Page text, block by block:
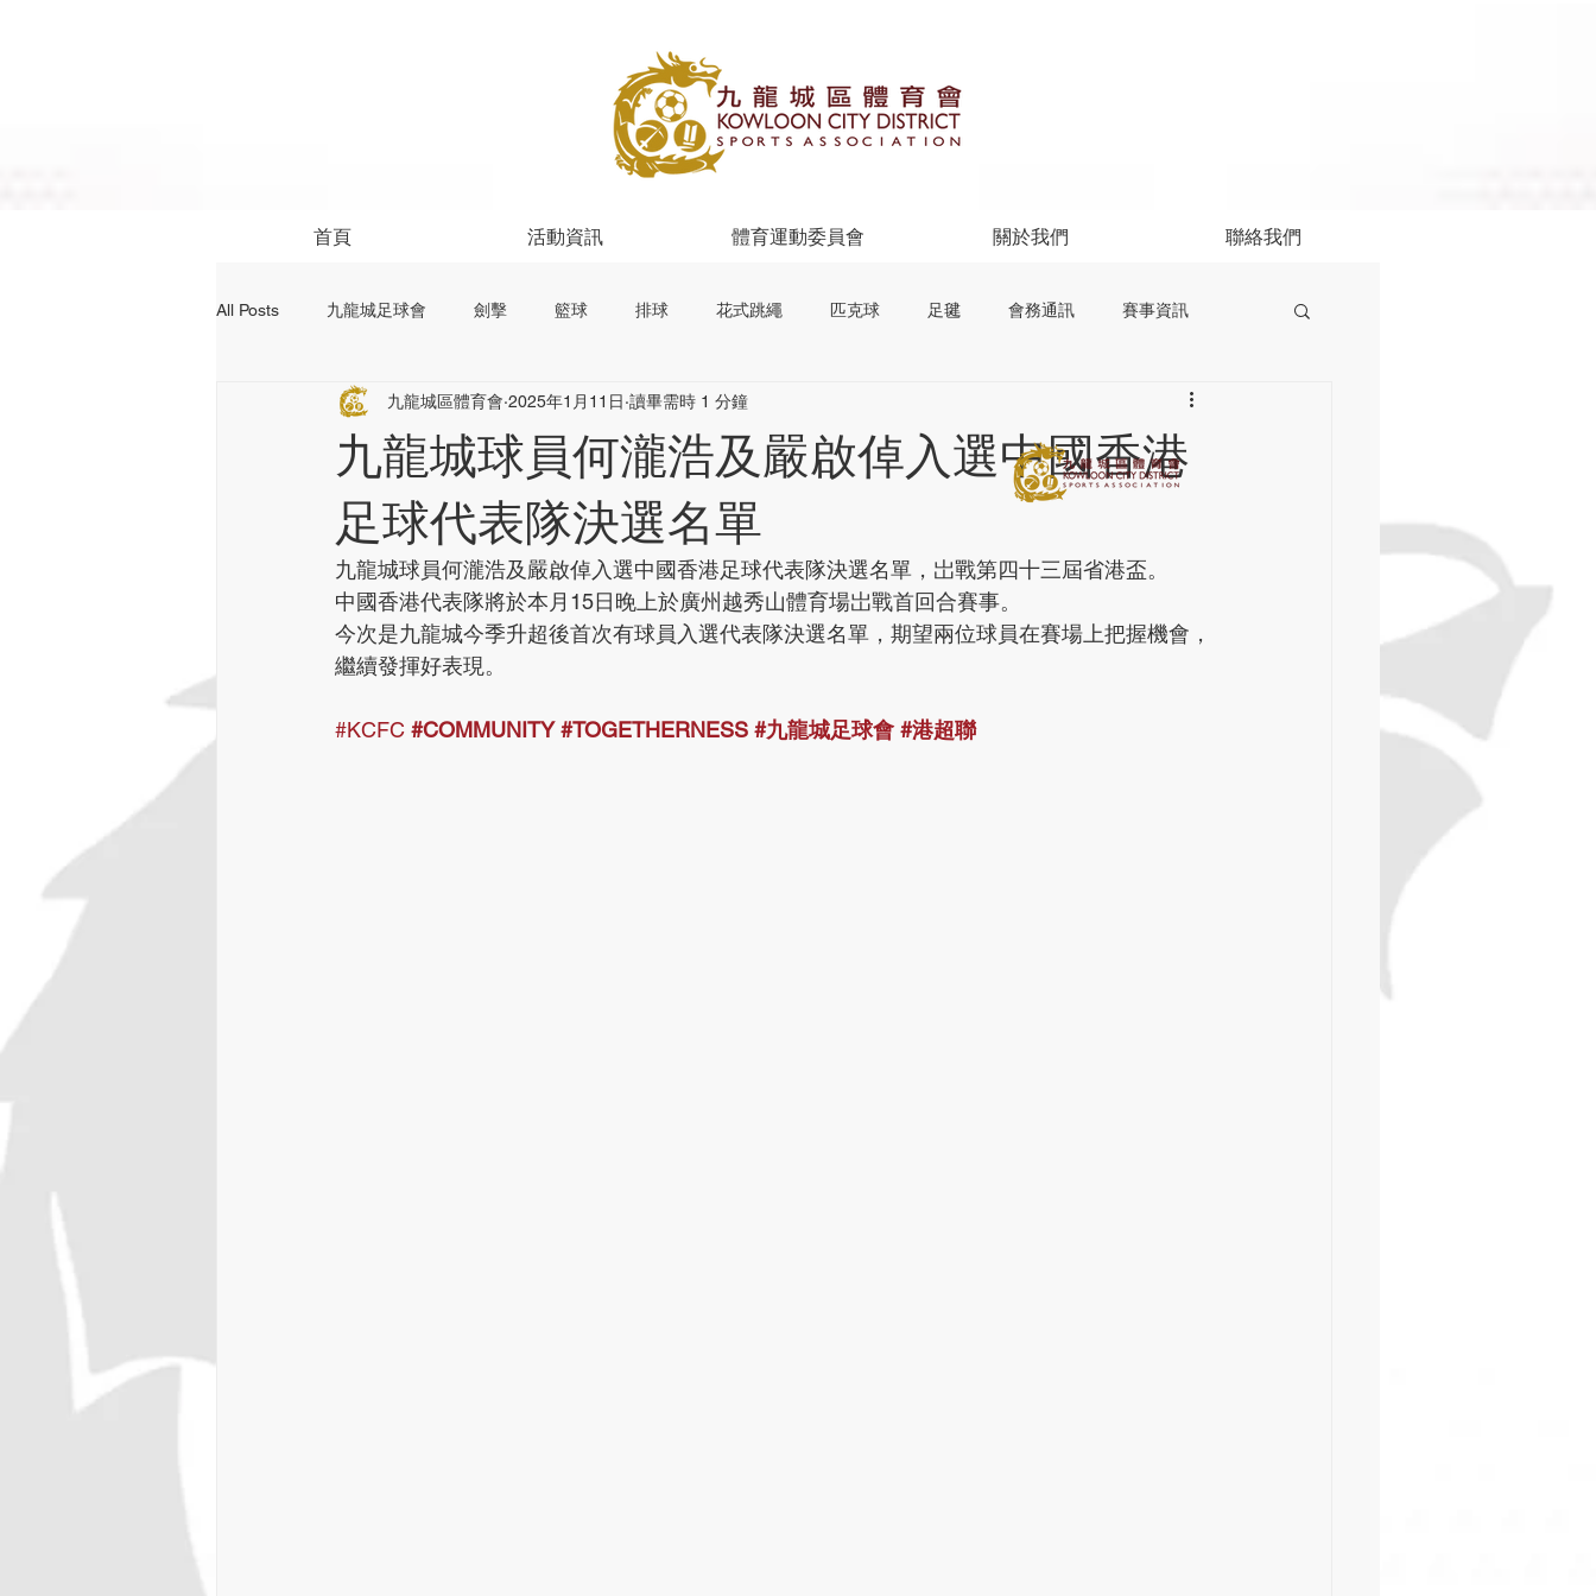
首頁 活動資訊 體育運動委員會 關於我們 聯絡我們
All Posts 九龍城足球會 劍擊 籃球 排球 花式跳繩 匹克球 足毽 會務通訊 賽事資訊
24前足球資訊
九龍城球員何瀧浩及嚴啟倬入選中國香港
足球代表隊決選名單
九龍城區體育會 2025年1月11日 讀畢需時 1 分鐘
九龍城球員何瀧浩及嚴啟倬入選中國香港足球代表隊決選名單，岀戰第四十三屆省港盃。
中國香港代表隊將於本月15日晚上於廣州越秀山體育場岀戰首回合賽事。
今次是九龍城今季升超後首次有球員入選代表隊決選名單，期望兩位球員在賽場上把握機會，
繼續發揮好表現。
#KCFC #COMMUNITY #TOGETHERNESS #九龍城足球會 #港超聯